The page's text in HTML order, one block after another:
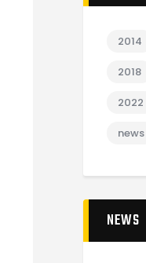
2014
2018
2022
news
NEWS